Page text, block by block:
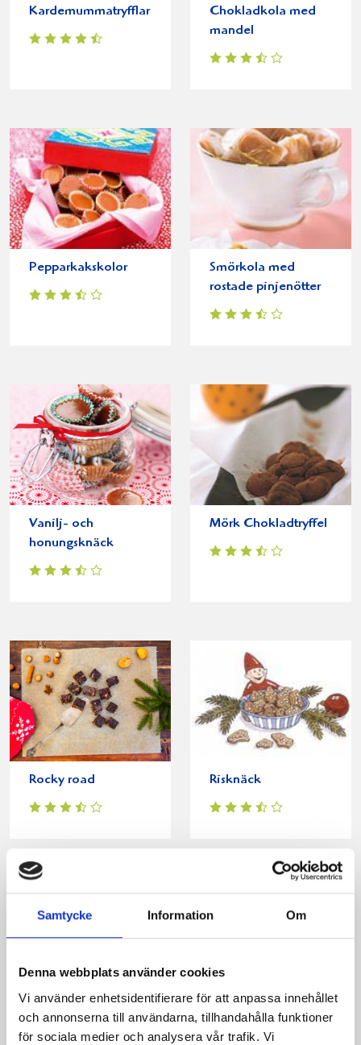
Samtycke Information Om
Denna webbplats använder cookies
Vi använder enhetsidentifierare för att anpassa innehållet
och annonserna till användarna, tillhandahålla funktioner
för sociala medier och analysera vår trafik. Vi
Kardemummatryfflar
Chokladkola med
mandel
Pepparkakskolor
Smörkola med
rostade pinjenötter
Vanilj- och
honungsknäck
Mörk Chokladtryffel
Rocky road Risknäck
Produkter i receptet: